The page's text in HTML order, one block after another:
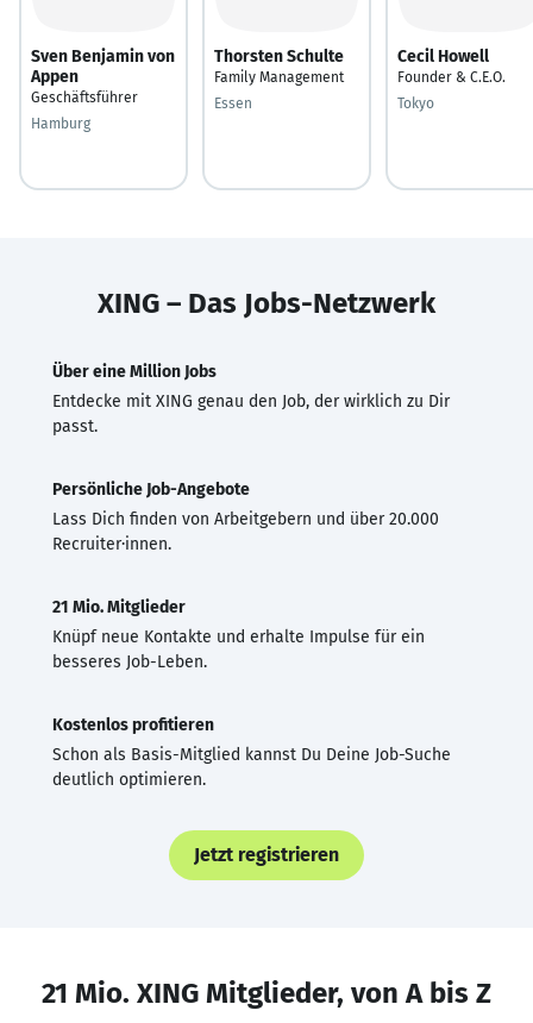
Sven Benjamin von
Appen
Geschäftsführer
Hamburg
Thorsten Schulte
Family Management
Essen
Cecil Howell
Founder & C.E.O.
Tokyo
XING – Das Jobs-Netzwerk
Über eine Million Jobs
Entdecke mit XING genau den Job, der wirklich zu Dir
passt.
Persönliche Job-Angebote
Lass Dich finden von Arbeitgebern und über 20.000
Recruiter·innen.
21 Mio. Mitglieder
Knüpf neue Kontakte und erhalte Impulse für ein
besseres Job-Leben.
Kostenlos profitieren
Schon als Basis-Mitglied kannst Du Deine Job-Suche
deutlich optimieren.
Jetzt registrieren
21 Mio. XING Mitglieder, von A bis Z